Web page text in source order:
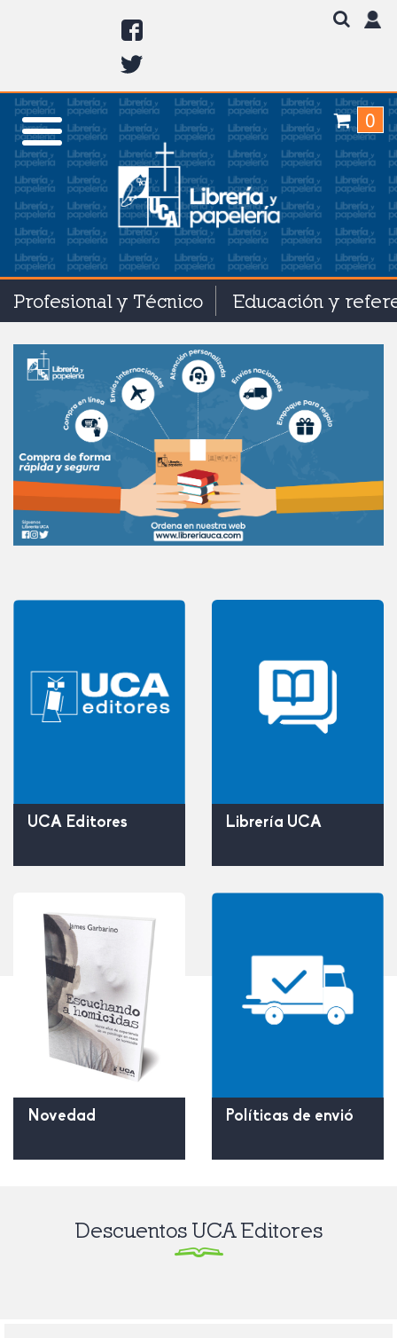
0
Profesional y Técnico Educación y
UCA Editores Librería UCA
Novedad Políticas de envió
Descuentos UCA Editores